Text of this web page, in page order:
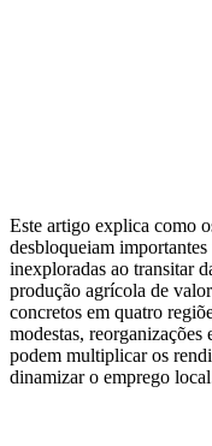
Este artigo explica como
desbloqueiam
inexploradas ao transitar
produção agrícola de
concretos em quatro
modestas,
podem multiplicar os
dinamizar o emprego